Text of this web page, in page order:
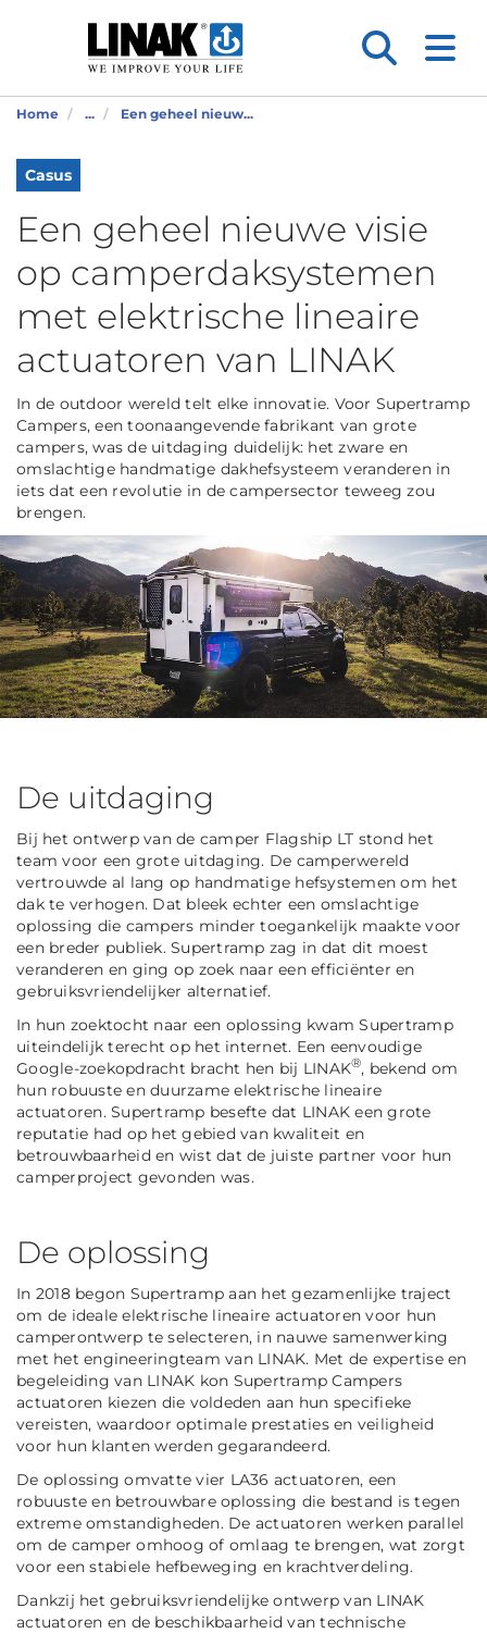
Home ... Een geheel nieuw...
Casus
Een geheel nieuwe visie
op camperdaksystemen
met elektrische lineaire
actuatoren van LINAK
In de outdoor wereld telt elke innovatie. Voor Supertramp
Campers, een toonaangevende fabrikant van grote
campers, was de uitdaging duidelijk: het zware en
omslachtige handmatige dakhefsysteem veranderen in
iets dat een revolutie in de campersector teweeg zou
brengen.
De uitdaging
Bij het ontwerp van de camper Flagship LT stond het
team voor een grote uitdaging. De camperwereld
vertrouwde al lang op handmatige hefsystemen om het
dak te verhogen. Dat bleek echter een omslachtige
oplossing die campers minder toegankelijk maakte voor
een breder publiek. Supertramp zag in dat dit moest
veranderen en ging op zoek naar een efficiënter en
gebruiksvriendelijker alternatief.
In hun zoektocht naar een oplossing kwam Supertramp
uiteindelijk terecht op het internet. Een eenvoudige
Google-zoekopdracht bracht hen bij LINAK®, bekend om
hun robuuste en duurzame elektrische lineaire
actuatoren. Supertramp besefte dat LINAK een grote
reputatie had op het gebied van kwaliteit en
betrouwbaarheid en wist dat de juiste partner voor hun
camperproject gevonden was.
De oplossing
In 2018 begon Supertramp aan het gezamenlijke traject
om de ideale elektrische lineaire actuatoren voor hun
camperontwerp te selecteren, in nauwe samenwerking
met het engineeringteam van LINAK. Met de expertise en
begeleiding van LINAK kon Supertramp Campers
actuatoren kiezen die voldeden aan hun specifieke
vereisten, waardoor optimale prestaties en veiligheid
voor hun klanten werden gegarandeerd.
De oplossing omvatte vier LA36 actuatoren, een
robuuste en betrouwbare oplossing die bestand is tegen
extreme omstandigheden. De actuatoren werken parallel
om de camper omhoog of omlaag te brengen, wat zorgt
voor een stabiele hefbeweging en krachtverdeling.
Dankzij het gebruiksvriendelijke ontwerp van LINAK
actuatoren en de beschikbaarheid van technische